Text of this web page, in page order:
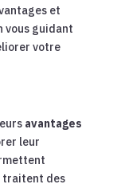
et
vous guidant
votre
avantages
leur
traitent des